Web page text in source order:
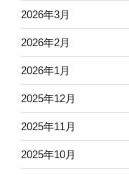
2026年3月
2026年2月
2026年1月
2025年12月
2025年11月
2025年10月